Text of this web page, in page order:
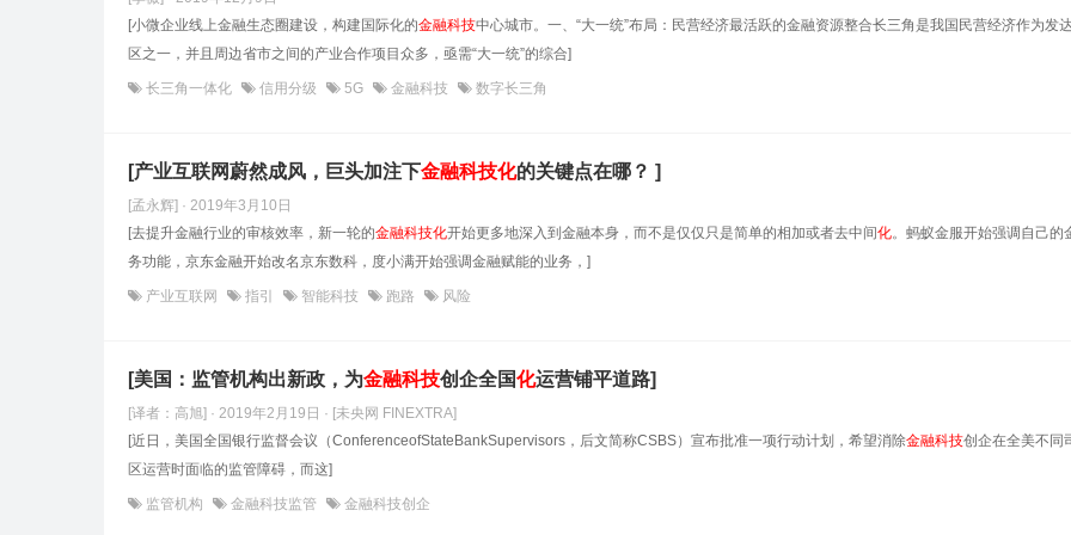
[小微企业线上金融生态圈建设，构建国际化的金融科技中心城市。一、“大一统”布局：民营经济最活跃的金融资源整合长三角是我国民营经济作为发
区之一，并且周边省市之间的产业合作项目众多，亟需“大一统”的综合]
长三角一体化 信用分级 5G 金融科技 数字长三角
[产业互联网蔚然成风，巨头加注下金融科技化的关键点在哪？ ]
[孟永辉] · 2019年3月10日
[去提升金融行业的审核效率，新一轮的金融科技化开始更多地深入到金融本身，而不是仅仅只是简单的相加或者去中间化。蚂蚁金服开始强调自己的
务功能，京东金融开始改名京东数科，度小满开始强调金融赋能的业务，]
产业互联网 指引 智能科技 跑路 风险
[美国：监管机构出新政，为金融科技创企全国化运营铺平道路]
[译者：高旭] · 2019年2月19日 · [未央网 FINEXTRA]
[近日，美国全国银行监督会议（ConferenceofStateBankSupervisors，后文简称CSBS）宣布批准一项行动计划，希望消除金融科技创企在全美不同
区运营时面临的监管障碍，而这]
监管机构 金融科技监管 金融科技创企